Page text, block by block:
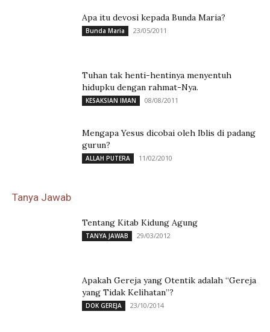
Apa itu devosi kepada Bunda Maria?
Bunda Maria 23/05/2011
Tuhan tak henti-hentinya menyentuh
hidupku dengan rahmat-Nya.
KESAKSIAN IMAN 08/08/2011
Mengapa Yesus dicobai oleh Iblis di padang
gurun?
ALLAH PUTERA 11/02/2010
Tanya Jawab
Tentang Kitab Kidung Agung
TANYA JAWAB 29/03/2012
Apakah Gereja yang Otentik adalah “Gereja
yang Tidak Kelihatan”?
DOK GEREJA 23/10/2014